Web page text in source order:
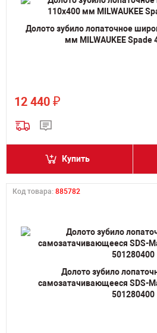
Долото зубило лопаточное
мм MILWAUKEE Spade
12 440 ₽
Купить
Код товара: 885782
Долото зубило
самозатачивающееся SDS-
501280400